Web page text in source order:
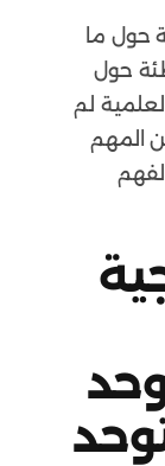
حول ما
حول
لم
المهم